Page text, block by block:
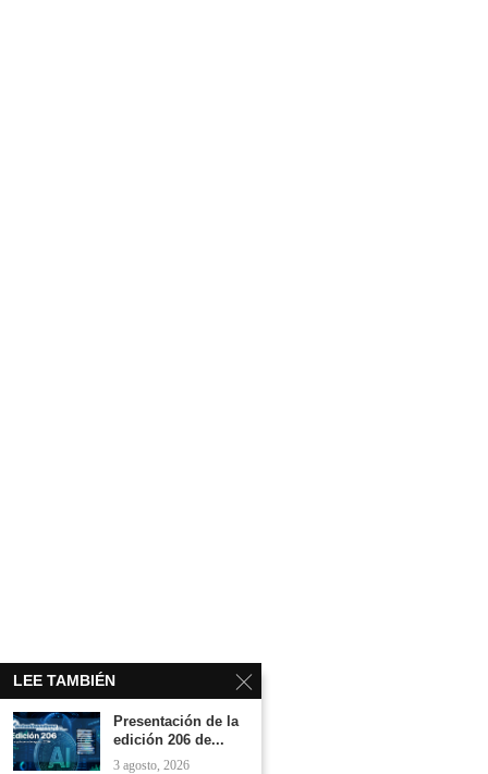
LEE TAMBIÉN
Presentación de la
edición 206 de...
3 agosto, 2026